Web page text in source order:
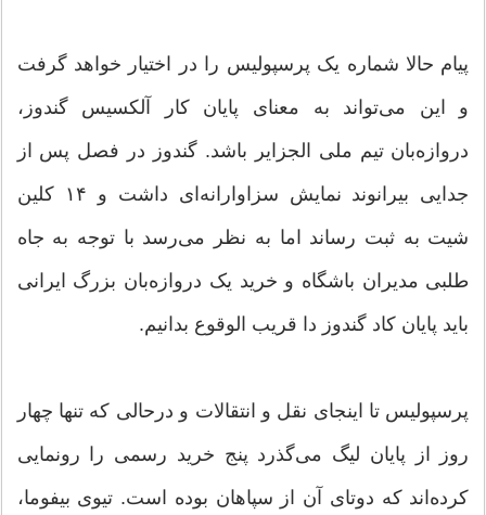
پیام حالا شماره یک پرسپولیس را در اختیار خواهد گرفت
و این می‌تواند به معنای پایان کار آلکسیس گندوز،
دروازه‌بان تیم ملی الجزایر باشد. گندوز در فصل پس از
جدایی بیرانوند نمایش سزاوارانه‌ای داشت و ۱۴ کلین
شیت به ثبت رساند اما به نظر می‌رسد با توجه به جاه
طلبی مدیران باشگاه و خرید یک دروازه‌بان بزرگ ایرانی
باید پایان کاد گندوز دا قریب الوقوع بدانیم.
پرسپولیس تا اینجای نقل و انتقالات و درحالی که تنها چهار
روز از پایان لیگ می‌گذرد پنج خرید رسمی را رونمایی
کرده‌اند که دوتای آن از سپاهان بوده‌‌ است. تیوی بیفوما،